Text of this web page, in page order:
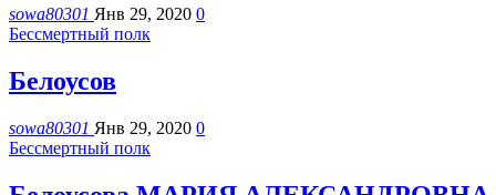
sowa80301 Янв 29, 2020 0
Бессмертный полк
Белоусов
sowa80301 Янв 29, 2020 0
Бессмертный полк